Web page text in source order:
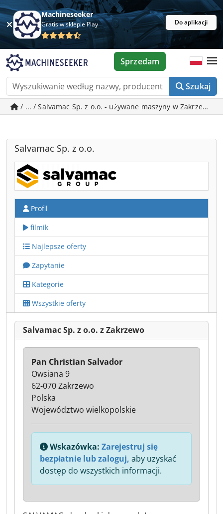
Machineseeker
Gratis w sklepie Play Do aplikacji
Szukaj
Sprzedam
/ ... / Salvamac Sp. z o.o. - używane maszyny w Zakrzewo
Salvamac Sp. z o.o.
Profil
filmik
Najlepsze oferty
Zapytanie
Kategorie
Wszystkie oferty
Salvamac Sp. z o.o. z Zakrzewo
Pan Christian Salvador
Owsiana 9
62-070 Zakrzewo
Polska
Województwo wielkopolskie
Wskazówka: Zarejestruj się
bezpłatnie lub zaloguj, aby uzyskać
dostęp do wszystkich informacji.